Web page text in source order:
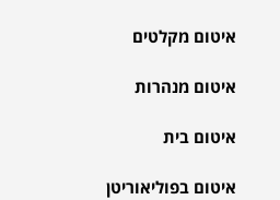
איטום מקלטים
איטום מנהרות
איטום בית
איטום בפוליאוריטן